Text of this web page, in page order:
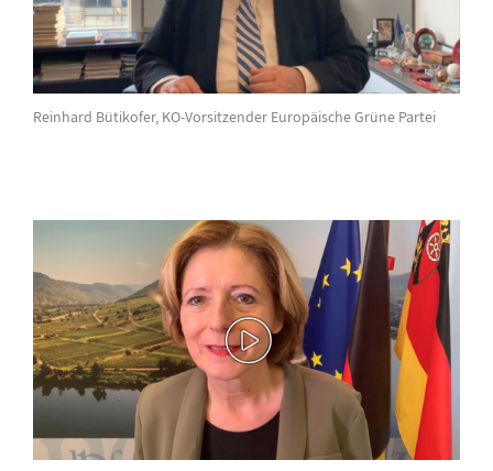
Reinhard Bütikofer, KO-Vorsitzender Europäische Grüne Partei